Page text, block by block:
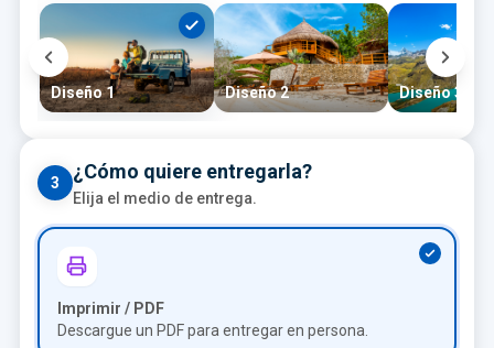
Diseño 1 Diseño 2 Diseño 3
3 ¿Cómo quiere entregarla?
Elija el medio de entrega.
Imprimir / PDF
Descargue un PDF para entregar en persona.